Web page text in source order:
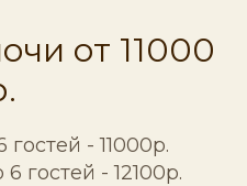
от 11000
- 11000р.
гостей - 12100р.